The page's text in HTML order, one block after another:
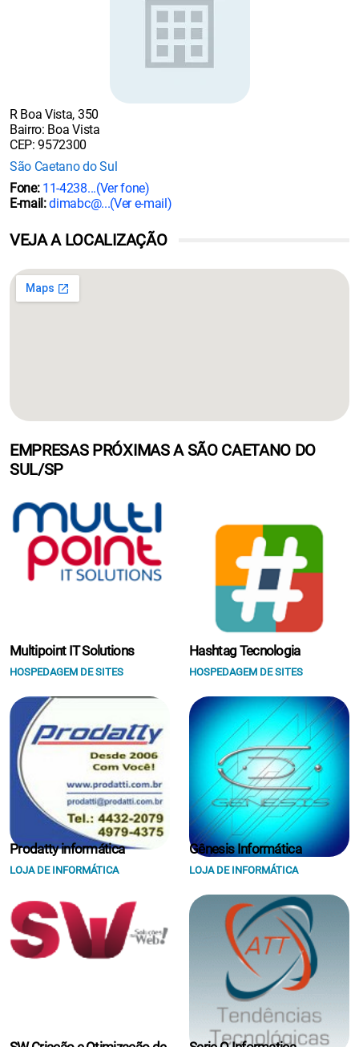
R Boa Vista, 350
Bairro: Boa Vista
CEP: 9572300
São Caetano do Sul
Fone: 11-4238...(Ver fone)
E-mail:dimabc@...(Ver e-mail)
VEJA A LOCALIZAÇÃO
EMPRESAS PRÓXIMAS A SÃO CAETANO DO
SUL/SP
Multipoint IT Solutions
HOSPEDAGEM DE SITES
Hashtag Tecnologia
HOSPEDAGEM DE SITES
Prodatty informática
LOJA DE INFORMÁTICA
Gênesis Informática
LOJA DE INFORMÁTICA